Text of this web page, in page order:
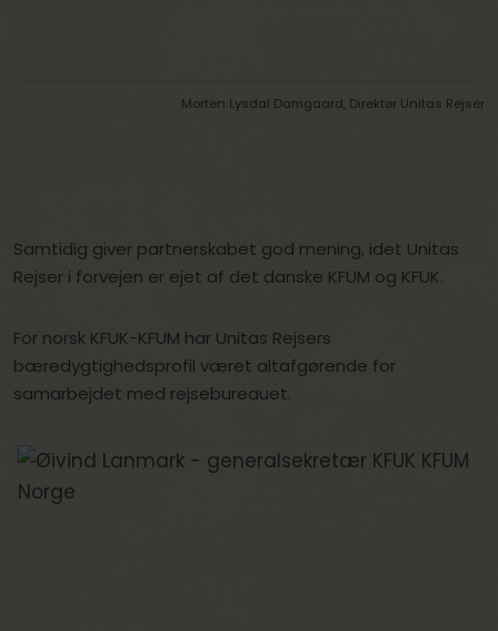
Morten Lysdal Damgaard, Direktør Unitas Rejser
Samtidig giver partnerskabet god mening, idet Unitas
Rejser i forvejen er ejet af det danske KFUM og KFUK.
For norsk KFUK-KFUM har Unitas Rejsers
bæredygtighedsprofil været altafgørende for
samarbejdet med rejsebureauet.